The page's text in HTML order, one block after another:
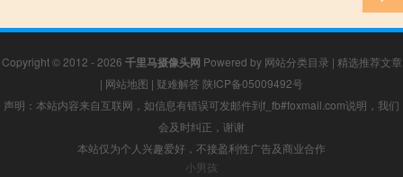
Copyright © 2012 - 2026 千里马摄像头网 Powered by 网站分类目录 | 精选推荐文章
| 网站地图 | 疑难解答 陕ICP备05009492号
声明：本站内容来自互联网，如信息有错误可发邮件到f_fb#foxmail.com说明，我们
会及时纠正，谢谢
本站仅为个人兴趣爱好，不接盈利性广告及商业合作
小男孩